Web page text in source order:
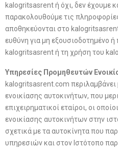
kalogritsasrent ή όχι, δεν έχουμε
παρακολουθούμε τις
αποθηκεύονται στο
ευθύνη για μη εξουσιοδοτημένο
kalogritsasrent ή τη χρήση του
Υπηρεσίες Προμηθευτών
kalogritsasrent.com
ενοικίασης αυτοκινήτων, που
επιχειρηματικοί εταίροι, οι
ενοικίασης αυτοκινήτων στην
σχετικά με τα αυτοκίνητα που
υπηρεσιών και στον Ιστότοπο